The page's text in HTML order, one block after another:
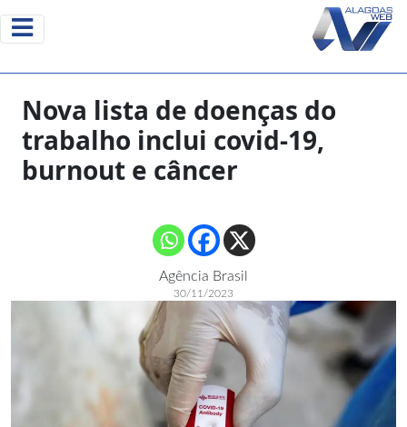
Nova lista de doenças do
trabalho inclui covid-19,
burnout e câncer
Agência Brasil
30/11/2023